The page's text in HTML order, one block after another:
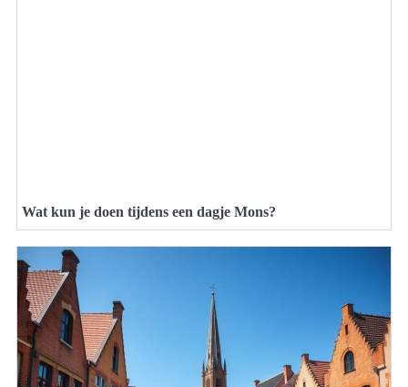
Wat kun je doen tijdens een dagje Mons?